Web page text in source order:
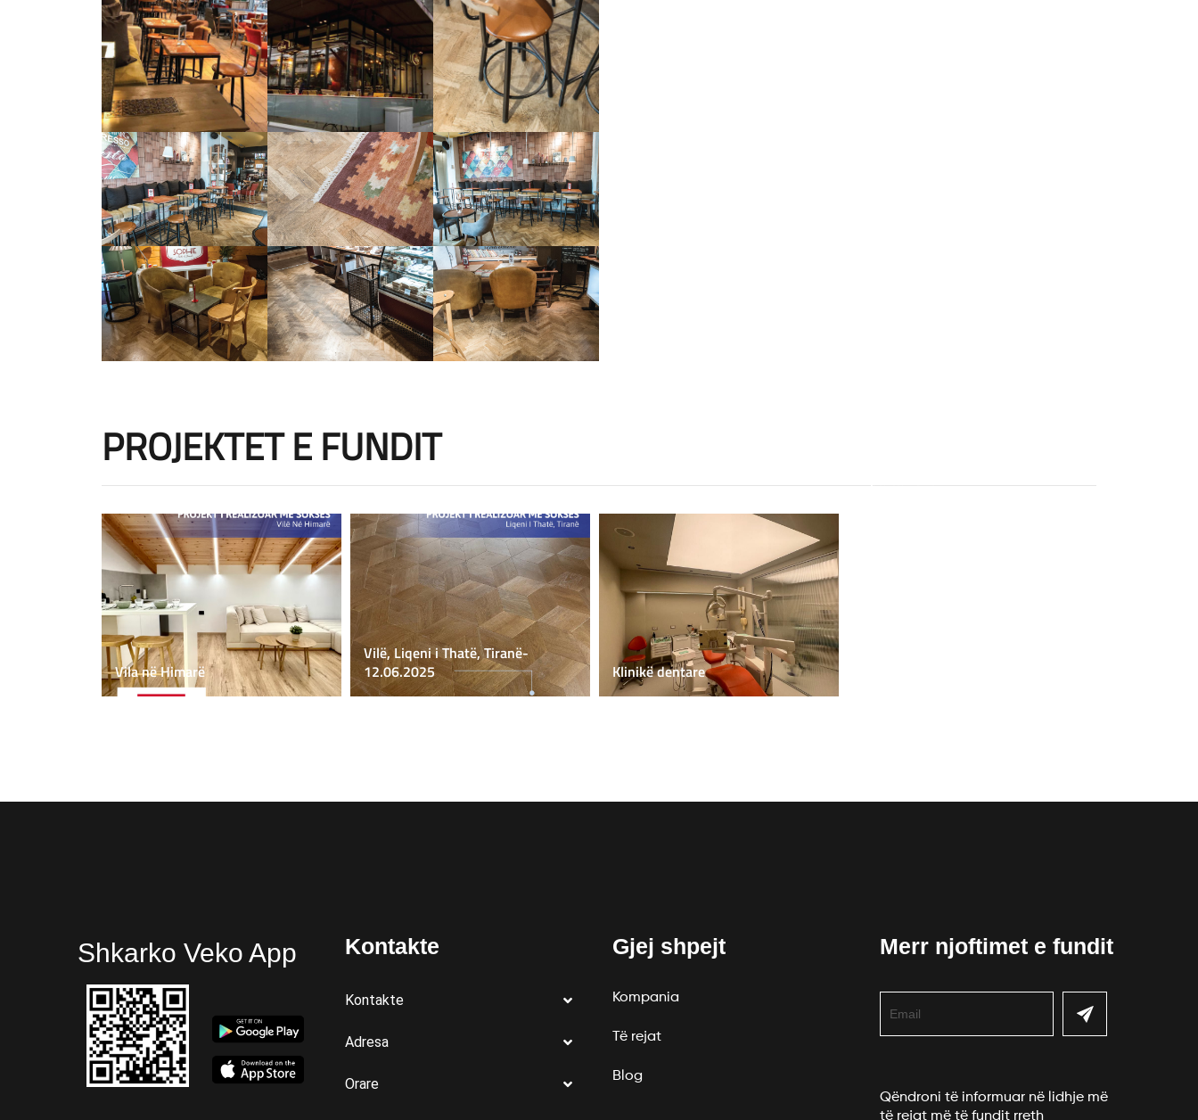
PROJEKTET E FUNDIT
Vila në Himarë
Vilë, Liqeni i Thatë, Tiranë-
12.06.2025
Klinikë dentare
Apartament
Shkarko Veko App Kontakte
Kontakte
Adresa
Orare
Gjej shpejt
Kompania
Të rejat
Blog
Merr njoftimet e fundit
Qëndroni të informuar në lidhje më
të rejat më të fundit rreth